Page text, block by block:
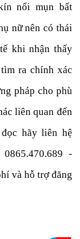
nổi mụn bất
nữ nên có thái
khi nhận thấy
ra chính xác
pháp cho phù
liên quan đến
hãy liên hệ
-
và hỗ trợ đăng